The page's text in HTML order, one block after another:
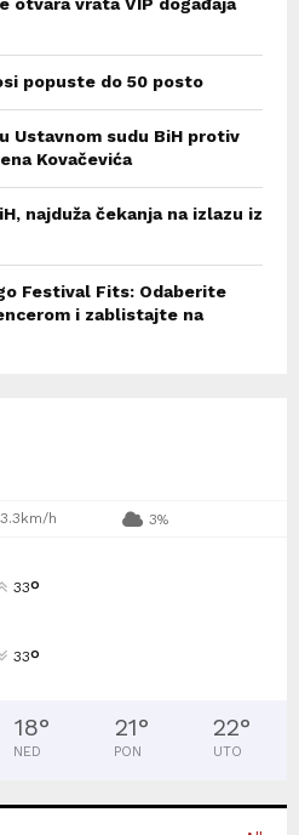
popuste do 50 posto
Ustavnom sudu BiH protiv
Kovačevića
najduža čekanja na izlazu iz
Festival Fits: Odaberite
i zablistajte na
3.3km/h 3%
33°
33°
18°
NED
21°
PON
22°
UTO